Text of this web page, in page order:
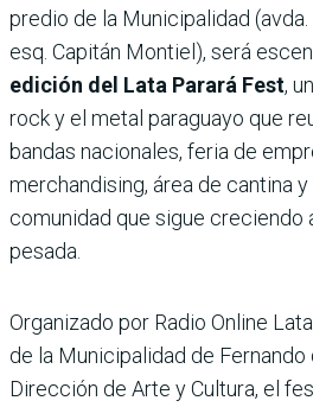
predio de la Municipalidad
esq. Capitán Montiel), será
edición del Lata Parará Fest,
rock y el metal paraguayo que
bandas nacionales, feria de
merchandising, área de cantina
comunidad que sigue creciendo
pesada.
Organizado por Radio Online
de la Municipalidad de Fernando
Dirección de Arte y Cultura, el